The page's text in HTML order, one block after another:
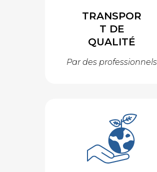
TRANSPOR
T DE
QUALITÉ
Par des professionnels